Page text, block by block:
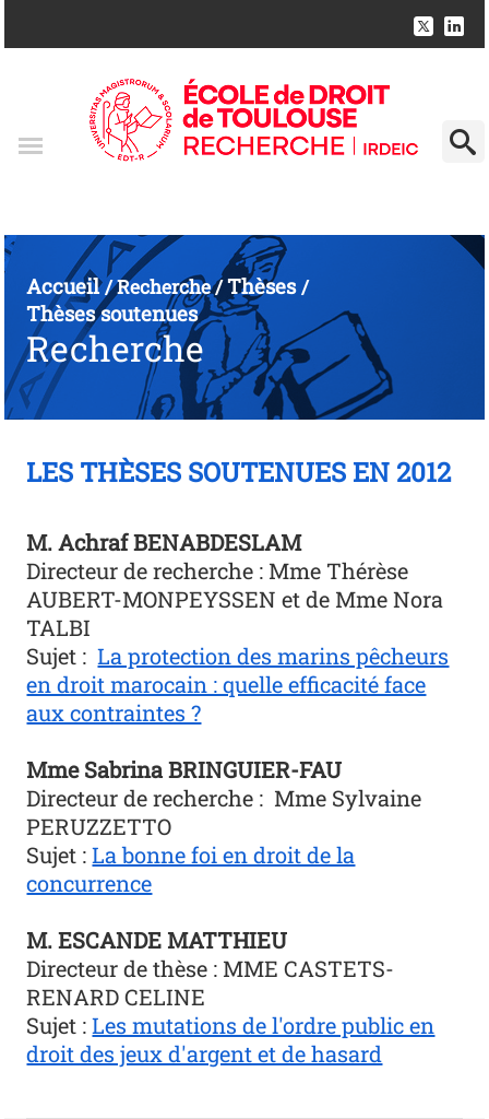
Accueil/Recherche/Thèses/
Thèses soutenues
Recherche
LES THÈSES SOUTENUES EN 2012
M. Achraf BENABDESLAM
Directeur de recherche : Mme Thérèse
AUBERT-MONPEYSSEN et de Mme Nora
TALBI
Sujet : La protection des marins pêcheurs
en droit marocain : quelle efficacité face
aux contraintes ?
Mme Sabrina BRINGUIER-FAU
Directeur de recherche : Mme Sylvaine
PERUZZETTO
Sujet : La bonne foi en droit de la
concurrence
M. ESCANDE MATTHIEU
Directeur de thèse : MME CASTETS-
RENARD CELINE
Sujet :Les mutations de l'ordre public en
droit des jeux d'argent et de hasard